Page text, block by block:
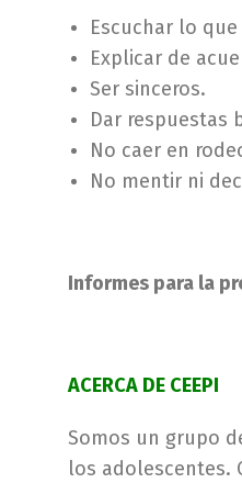
Escuchar lo
Explicar de
Ser sinceros.
Dar respuestas
No caer en
No mentir ni
Informes para la
ACERCA DE CEEPI
Somos un grupo
los adolescentes.